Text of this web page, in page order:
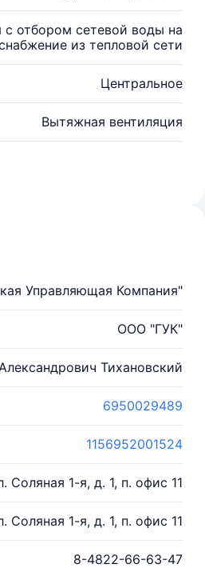
с отбором сетевой воды на
из тепловой сети
Центральное
Вытяжная вентиляция
Управляющая Компания"
ООО "ГУК"
Тихановский
6950029489
1156952001524
Соляная 1-я, д. 1, п. офис 11
Соляная 1-я, д. 1, п. офис 11
8-4822-66-63-47